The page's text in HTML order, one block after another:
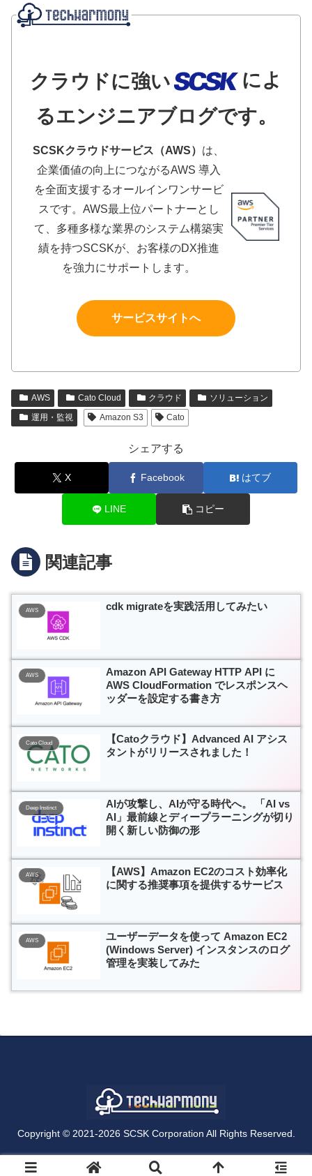
クラウドに強い
によ
るエンジニアブログです。
SCSKクラウドサービス（AWS） は、
企業価値の向上につながるAWS 導入
を全面支援するオールインワンサービ
スです。AWS最上位パートナーとし
て、多種多様な業界のシステム構築実
績を持つSCSKが、お客様のDX推進
を強力にサポートします。
サービスサイトへ
AWS Cato Cloud クラウド
ソリューション
運用・監視
Amazon S3 Cato
シェアする
X Facebook はてブ
LINE コピー
関連記事
AWS cdk migrateを実践活用してみたい
AWS
Amazon API Gateway HTTP API に
AWS CloudFormation でレスポンスヘ
ッダーを設定する書き方
Cato Cloud
【Catoクラウド】Advanced AI アシス
タントがリリースされました！
Deep Instinct
AIが攻撃し、AIが守る時代へ。 「AI vs
AI」最前線とディープラーニングが切り
開く新しい防御の形
AWS
【AWS】Amazon EC2のコスト効率化
に関する推奨事項を提供するサービス
AWS
ユーザーデータを使って Amazon EC2
(Windows Server) インスタンスのログ
管理を実装してみた
Copyright © 2021-2026 SCSK Corporation All Rights Reserved.